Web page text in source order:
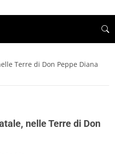
Terre di Don Peppe Diana
nelle Terre di Don